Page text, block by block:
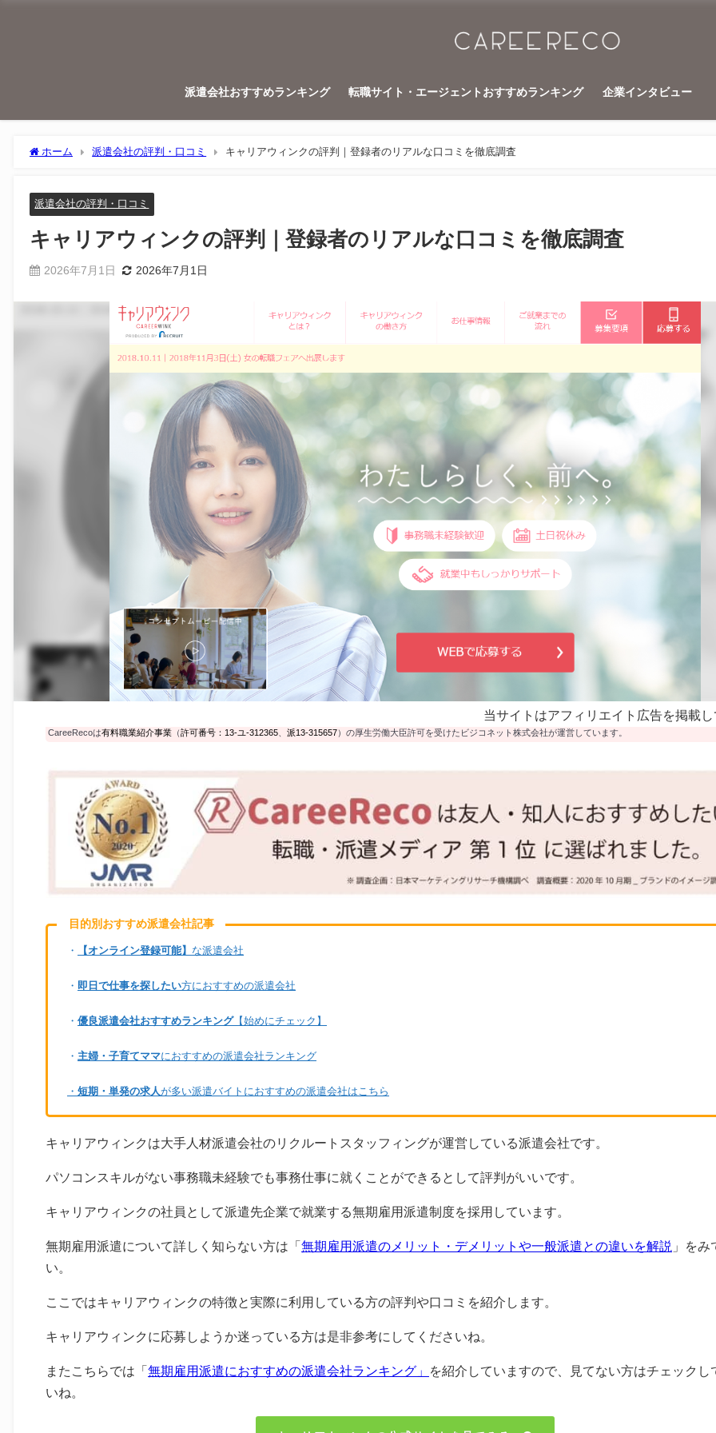
派遣会社おすすめランキング 転職サイト・エージェントおすすめランキング 企業インタビュー
ホーム 派遣会社の評判・口コミ キャリアウィンクの評判｜登録者のリアルな口コミを徹底調査
派遣会社の評判・口コミ
キャリアウィンクの評判｜登録者のリアルな口コミを徹底調査
2026年7月1日 2026年7月1日
当サイトはアフィリエイト広告を掲載
CareeRecoは有料職業紹介事業 （許可番号：13-ユ-312365 派13-315657）の厚生労働大臣許可を受けたビジコネット株式会社が運営しています。
目的別おすすめ派遣会社記事
・ 【オンライン登録可能】 な派遣会社
・ 即日で仕事を探したい方におすすめの派遣会社
・ 優良派遣会社おすすめランキング【始めにチェック】
・ 主婦・子育てママにおすすめの派遣会社ランキング
・ 短期・単発の求人が多い派遣バイトにおすすめの派遣会社はこちら
キャリアウィンクは大手人材派遣会社のリクルートスタッフィングが運営している派遣会社です。
パソコンスキルがない事務職未経験でも事務仕事に就くことができるとして評判がいいです。
キャリアウィンクの社員として派遣先企業で就業する無期雇用派遣制度を採用しています。
無期雇用派遣について詳しく知らない方は「 無期雇用派遣のメリット・デメリットや一般派遣との違いを解説 」をみ
い。
ここではキャリアウィンクの特徴と実際に利用している方の評判や口コミを紹介します。
キャリアウィンクに応募しようか迷っている方は是非参考にしてくださいね。
またこちらでは「 無期雇用派遣におすすめの派遣会社ランキング」
を紹介していますので、見てない方はチェックし
いね。